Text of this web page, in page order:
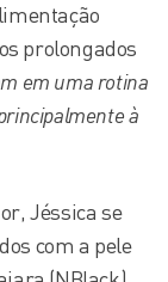
prolongados
em uma rotina
à
Jéssica se
com a pele